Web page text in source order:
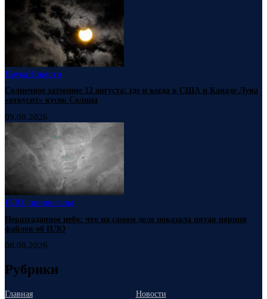
НаукаНовости
Солнечное затмение 12 августа: где и когда в США и Канаде Луна
«откусит» кусок Солнца
09.08.2026
НЛО, пришельцы
Неразгаданное небо: что на самом деле показала пятая порция
файлов об НЛО
08.08.2026
Рубрики
Главная
Новости